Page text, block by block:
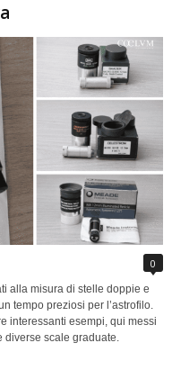
0
alla misura di stelle doppie e
tempo preziosi per l’astrofilo.
interessanti esempi, qui messi
diverse scale graduate.